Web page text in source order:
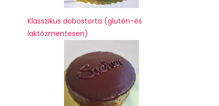
Klasszikus dobostorta (glutén-és
laktózmentesen)